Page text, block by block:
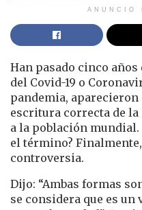
ANUNCIO
Han pasado cinco
del Covid-19 o
pandemia,
escritura correcta de la
a la población
el término?
controversia.
Dijo: “Ambas formas
se considera que es un